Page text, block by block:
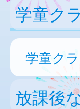
学童ク
学童ク
放課後